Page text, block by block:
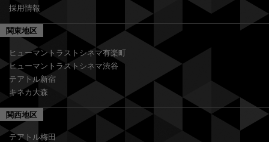
採用情報
関東地区
ヒューマントラストシネマ有楽町
ヒューマントラストシネマ渋谷
テアトル新宿
キネカ大森
関西地区
テアトル梅田